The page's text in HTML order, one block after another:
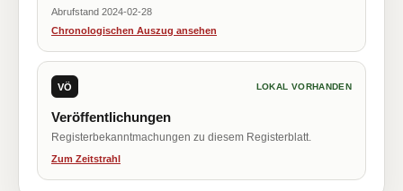
Abrufstand 2024-02-28
Chronologischen Auszug ansehen
VÖ LOKAL VORHANDEN
Veröffentlichungen
Registerbekanntmachungen zu diesem Registerblatt.
Zum Zeitstrahl